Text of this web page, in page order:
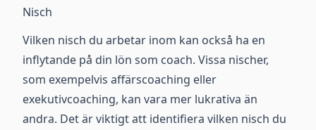
Nisch
Vilken nisch du arbetar inom kan också ha en
inflytande på din lön som coach. Vissa nischer,
som exempelvis affärscoaching eller
exekutivcoaching, kan vara mer lukrativa än
andra. Det är viktigt att identifiera vilken nisch du